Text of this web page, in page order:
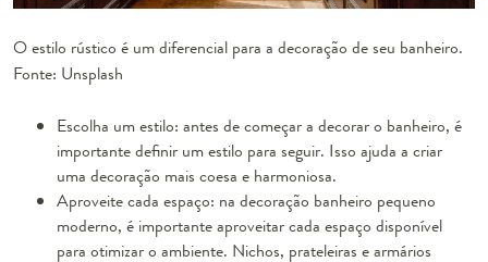
O estilo rústico é um diferencial para a decoração de seu banheiro.
Fonte: Unsplash
Escolha um estilo: antes de começar a decorar o banheiro, é
importante definir um estilo para seguir. Isso ajuda a criar
uma decoração mais coesa e harmoniosa.
Aproveite cada espaço: na decoração banheiro pequeno
moderno, é importante aproveitar cada espaço disponível
para otimizar o ambiente. Nichos, prateleiras e armários